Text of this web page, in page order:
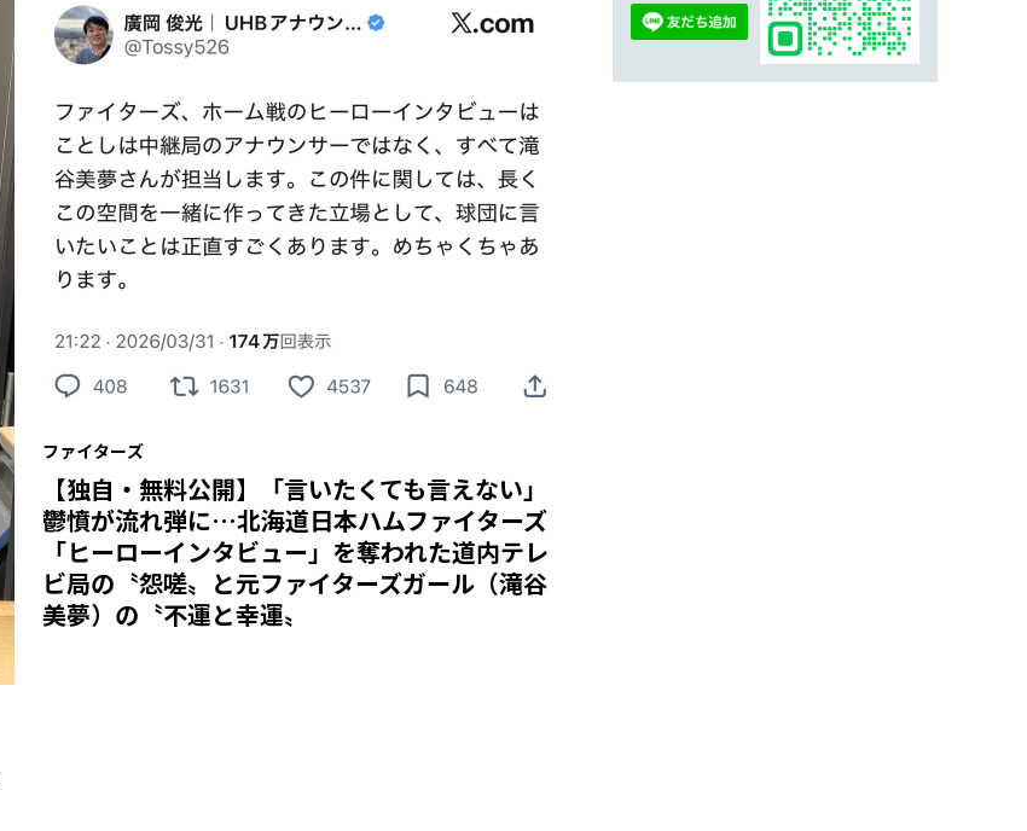
ファイターズ
【独自・無料公開】「言いたくても言えない」
鬱憤が流れ弾に…北海道日本ハムファイターズ
「ヒーローインタビュー」を奪われた道内テレ
ビ局の〝怨嗟〟と元ファイターズガール（滝谷
美夢）の〝不運と幸運〟